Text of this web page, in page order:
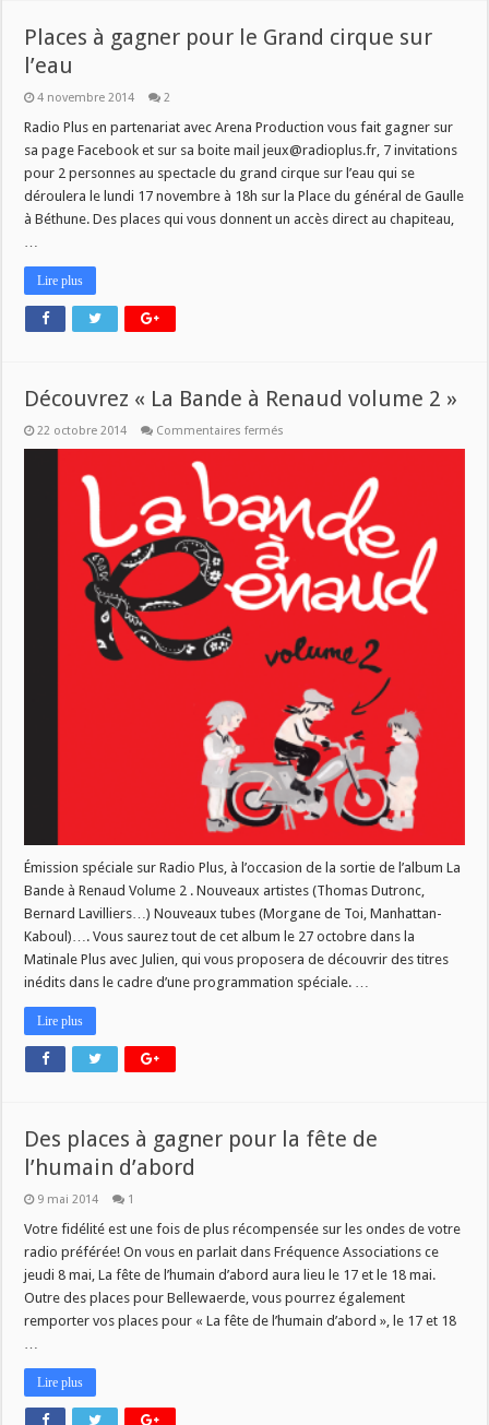
Places à gagner pour le Grand cirque sur
l’eau
4 novembre 2014 2
Radio Plus en partenariat avec Arena Production vous fait gagner sur
sa page Facebook et sur sa boite mail jeux@radioplus.fr, 7 invitations
pour 2 personnes au spectacle du grand cirque sur l’eau qui se
déroulera le lundi 17 novembre à 18h sur la Place du général de Gaulle
à Béthune. Des places qui vous donnent un accès direct au chapiteau,
…
Lire plus
Découvrez « La Bande à Renaud volume 2 »
22 octobre 2014 Commentaires fermés
Renaud
volume
2 »
Émission spéciale sur Radio Plus, à l’occasion de la sortie de l’album La
Bande à Renaud Volume 2 . Nouveaux artistes (Thomas Dutronc,
Bernard Lavilliers…) Nouveaux tubes (Morgane de Toi, Manhattan-
Kaboul)…. Vous saurez tout de cet album le 27 octobre dans la
Matinale Plus avec Julien, qui vous proposera de découvrir des titres
inédits dans le cadre d’une programmation spéciale. …
Lire plus
Des places à gagner pour la fête de
l’humain d’abord
9 mai 2014 1
Votre fidélité est une fois de plus récompensée sur les ondes de votre
radio préférée! On vous en parlait dans Fréquence Associations ce
jeudi 8 mai, La fête de l’humain d’abord aura lieu le 17 et le 18 mai.
Outre des places pour Bellewaerde, vous pourrez également
remporter vos places pour « La fête de l’humain d’abord », le 17 et 18
Lire plus